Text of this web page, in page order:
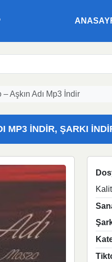
Aşkın Adı Mp3 İndir
MP3 İNDIR, ŞARKI